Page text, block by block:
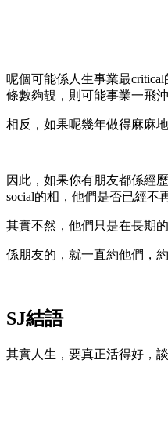
呢個可能係人生事業最
條數夠靚，則可能事業一飛
相反，如果呢幾年做得麻麻
因此，如果你有朋友都係經
social的相，他們是否已經不
其實不然，他們只是在長期
係朋友的，就一直約他們，約
SJ結語
其實人生，要真正活得好，